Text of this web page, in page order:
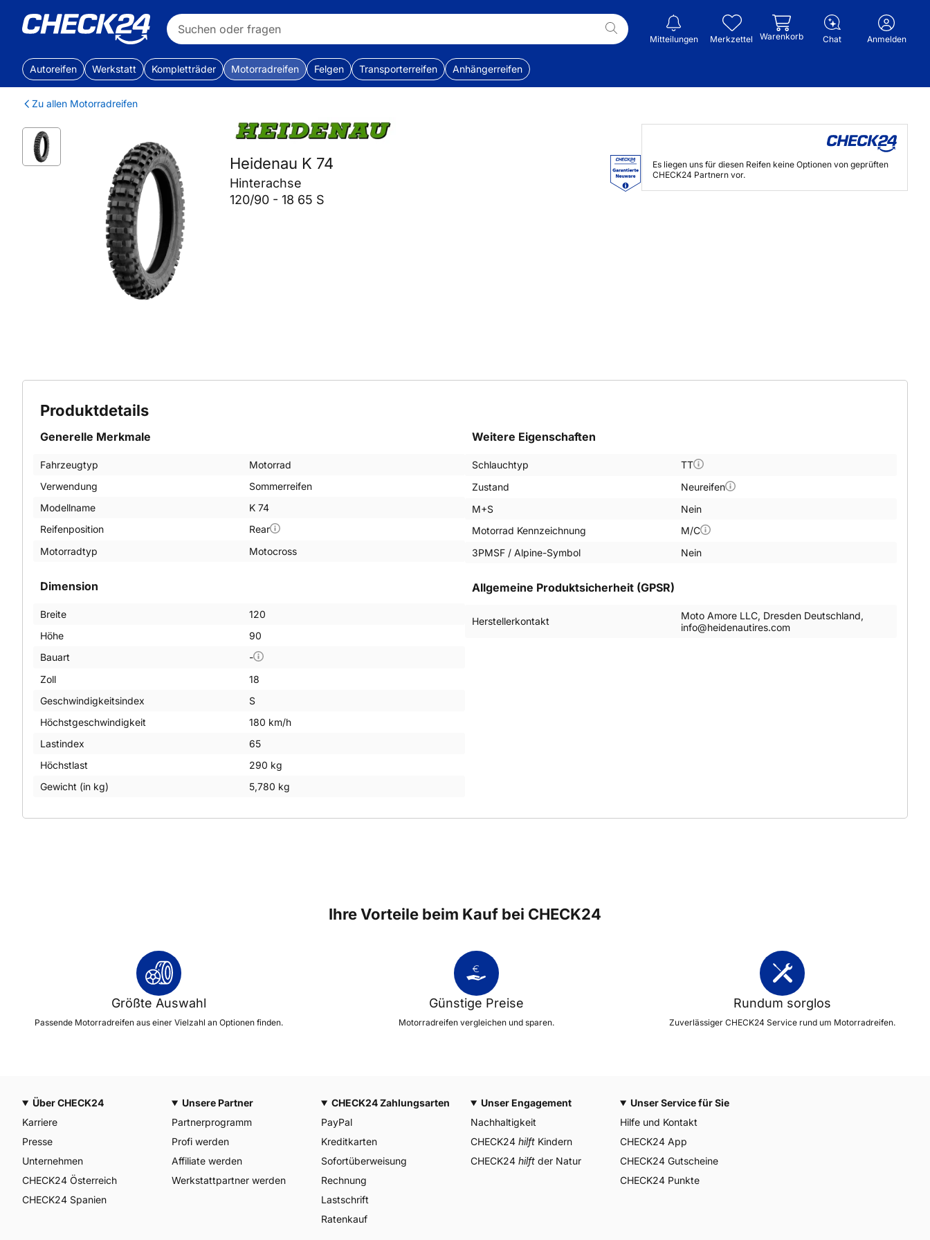
Mitteilungen Merkzettel Warenkorb Chat Anmelden
Autoreifen Werkstatt Kompletträder Motorradreifen Felgen Transporterreifen Anhängerreifen
Zu allen Motorradreifen
Heidenau K 74
Hinterachse
120/90 - 18 65 S
Es liegen uns für diesen Reifen keine Optionen von geprüften
CHECK24 Partnern vor.
Produktdetails
Dimension
Breite
120
Höhe
90
Bauart
-
Zoll
18
Geschwindigkeitsindex
S
Höchstgeschwindigkeit
180 km/h
Lastindex
65
Höchstlast
290 kg
Gewicht (in kg)
5,780 kg
Generelle Merkmale
Fahrzeugtyp
Motorrad
Verwendung
Sommerreifen
Modellname
K 74
Reifenposition
Rear
Motorradtyp
Motocross
Weitere Eigenschaften
Schlauchtyp
TT
Zustand
Neureifen
M+S
Nein
Motorrad Kennzeichnung
M/C
3PMSF / Alpine-Symbol
Nein
Allgemeine Produktsicherheit (GPSR)
Herstellerkontakt
Moto Amore LLC, Dresden Deutschland,
info@heidenautires.com
Ihre Vorteile beim Kauf bei CHECK24
Größte Auswahl
Passende Motorradreifen aus einer Vielzahl an Optionen finden.
Günstige Preise
Motorradreifen vergleichen und sparen.
Rundum sorglos
Zuverlässiger CHECK24 Service rund um Motorradreifen.
Über CHECK24
Karriere
Presse
Unternehmen
CHECK24 Österreich
CHECK24 Spanien
Unsere Partner
Partnerprogramm
Profi werden
Affiliate werden
Werkstattpartner werden
CHECK24 Zahlungsarten
PayPal
Kreditkarten
Sofortüberweisung
Rechnung
Lastschrift
Ratenkauf
Unser Engagement
Nachhaltigkeit
CHECK24 hilft Kindern
CHECK24 hilft der Natur
Unser Service für Sie
Hilfe und Kontakt
CHECK24 App
CHECK24 Gutscheine
CHECK24 Punkte